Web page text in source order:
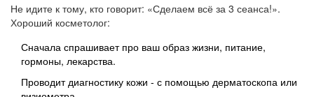
Не идите к тому, кто говорит: «Сделаем всё за 3 сеанса!».
Хороший косметолог:
Сначала спрашивает про ваш образ жизни, питание,
гормоны, лекарства.
Проводит диагностику кожи - с помощью дерматоскопа или